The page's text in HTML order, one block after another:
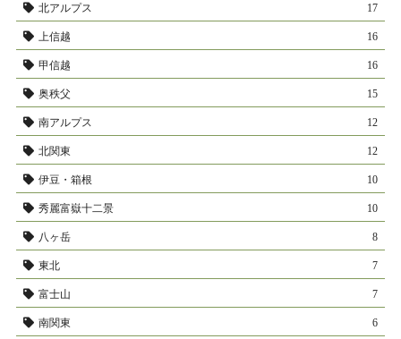
北アルプス 17
上信越 16
甲信越 16
奥秩父 15
南アルプス 12
北関東 12
伊豆・箱根 10
秀麗富嶽十二景 10
八ヶ岳 8
東北 7
富士山 7
南関東 6